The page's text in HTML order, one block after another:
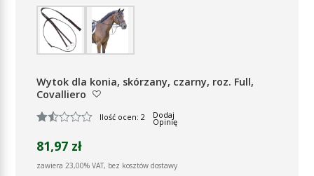
Wytok dla konia, skórzany, czarny, roz. Full,
Covalliero
Ilość ocen: 2 Dodaj
Opinię
81,97 zł
zawiera 23,00% VAT, bez kosztów dostawy